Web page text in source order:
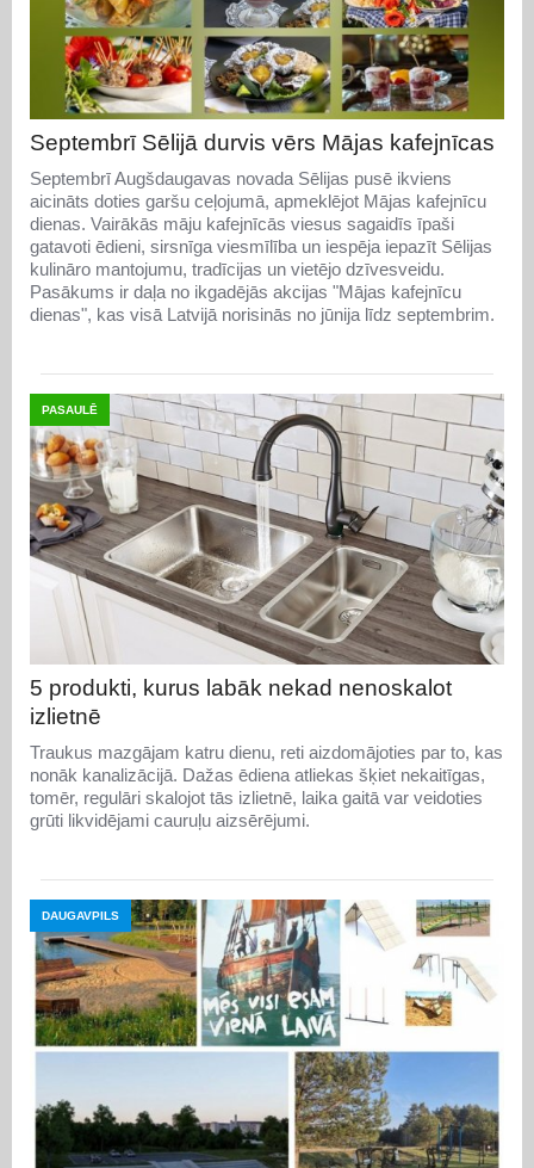
Septembrī Sēlijā durvis vērs Mājas kafejnīcas
Septembrī Augšdaugavas novada Sēlijas pusē ikviens
aicināts doties garšu ceļojumā, apmeklējot Mājas kafejnīcu
dienas. Vairākās māju kafejnīcās viesus sagaidīs īpaši
gatavoti ēdieni, sirsnīga viesmīlība un iespēja iepazīt Sēlijas
kulināro mantojumu, tradīcijas un vietējo dzīvesveidu.
Pasākums ir daļa no ikgadējās akcijas "Mājas kafejnīcu
dienas", kas visā Latvijā norisinās no jūnija līdz septembrim.
PASAULĒ
5 produkti, kurus labāk nekad nenoskalot
izlietnē
Traukus mazgājam katru dienu, reti aizdomājoties par to, kas
nonāk kanalizācijā. Dažas ēdiena atliekas šķiet nekaitīgas,
tomēr, regulāri skalojot tās izlietnē, laika gaitā var veidoties
grūti likvidējami cauruļu aizsērējumi.
DAUGAVPILS